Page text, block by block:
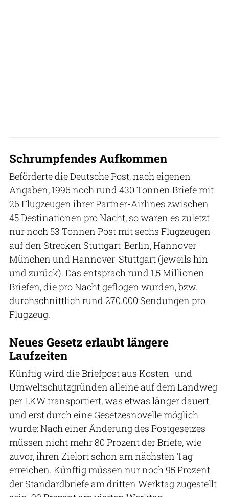
Schrumpfendes Aufkommen
Beförderte die Deutsche Post, nach eigenen
Angaben, 1996 noch rund 430 Tonnen Briefe mit
26 Flugzeugen ihrer Partner-Airlines zwischen
45 Destinationen pro Nacht, so waren es zuletzt
nur noch 53 Tonnen Post mit sechs Flugzeugen
auf den Strecken Stuttgart-Berlin, Hannover-
München und Hannover-Stuttgart (jeweils hin
und zurück). Das entsprach rund 1,5 Millionen
Briefen, die pro Nacht geflogen wurden, bzw.
durchschnittlich rund 270.000 Sendungen pro
Flugzeug.
Neues Gesetz erlaubt längere
Laufzeiten
Künftig wird die Briefpost aus Kosten- und
Umweltschutzgründen alleine auf dem Landweg
per LKW transportiert, was etwas länger dauert
und erst durch eine Gesetzesnovelle möglich
wurde: Nach einer Änderung des Postgesetzes
müssen nicht mehr 80 Prozent der Briefe, wie
zuvor, ihren Zielort schon am nächsten Tag
erreichen. Künftig müssen nur noch 95 Prozent
der Standardbriefe am dritten Werktag zugestellt